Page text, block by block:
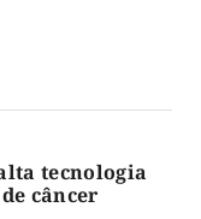
tecnologia
câncer